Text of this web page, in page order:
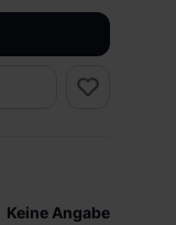
Keine Angabe